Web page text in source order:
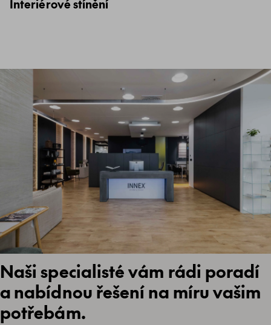
Interiérové stínění
Naši specialisté vám rádi poradí
a nabídnou řešení na míru vašim
potřebám.